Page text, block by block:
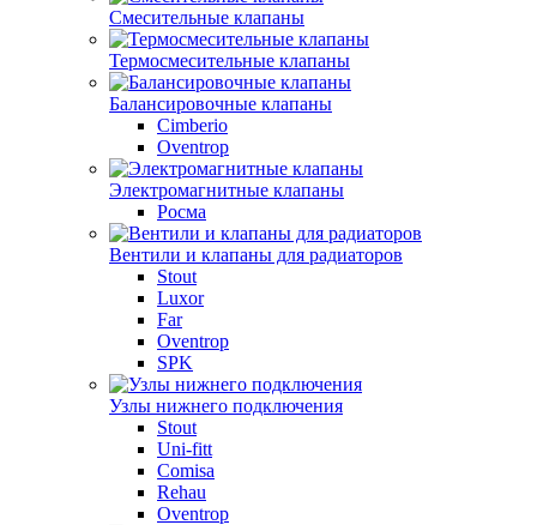
Cмесительные клапаны
Термосмесительные клапаны
Балансировочные клапаны
Cimberio
Oventrop
Электромагнитные клапаны
Росма
Вентили и клапаны для радиаторов
Stout
Luxor
Far
Oventrop
SPK
Узлы нижнего подключения
Stout
Uni-fitt
Comisa
Rehau
Oventrop